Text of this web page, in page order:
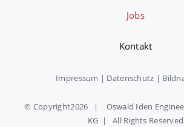
Jobs
Kontakt
Impressum | Datenschutz |
© Copyright2026 | Oswald Iden
KG | All Rights Reserved